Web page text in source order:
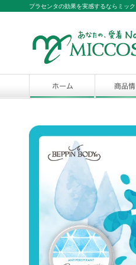
プラセンタの効果を実感するならミッ